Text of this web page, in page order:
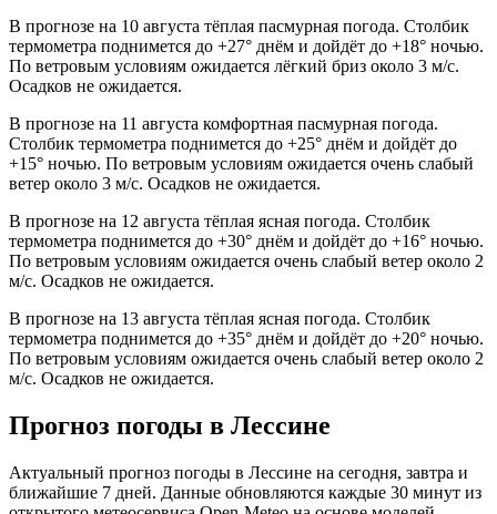
В прогнозе на 10 августа тёплая пасмурная погода. Столбик
термометра поднимется до +27° днём и дойдёт до +18° ночью.
По ветровым условиям ожидается лёгкий бриз около 3 м/с.
Осадков не ожидается.
В прогнозе на 11 августа комфортная пасмурная погода.
Столбик термометра поднимется до +25° днём и дойдёт до
+15° ночью. По ветровым условиям ожидается очень слабый
ветер около 3 м/с. Осадков не ожидается.
В прогнозе на 12 августа тёплая ясная погода. Столбик
термометра поднимется до +30° днём и дойдёт до +16° ночью.
По ветровым условиям ожидается очень слабый ветер около 2
м/с. Осадков не ожидается.
В прогнозе на 13 августа тёплая ясная погода. Столбик
термометра поднимется до +35° днём и дойдёт до +20° ночью.
По ветровым условиям ожидается очень слабый ветер около 2
м/с. Осадков не ожидается.
Прогноз погоды в Лессине
Актуальный прогноз погоды в Лессине на сегодня, завтра и
ближайшие 7 дней. Данные обновляются каждые 30 минут из